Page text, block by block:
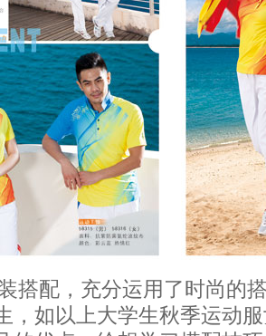
装搭配，充分运用了时尚的
，如以上大学生秋季运动